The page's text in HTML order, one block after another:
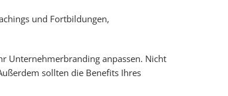
und Fortbildungen,
Unternehmerbranding anpassen. Nicht
sollten die Benefits Ihres